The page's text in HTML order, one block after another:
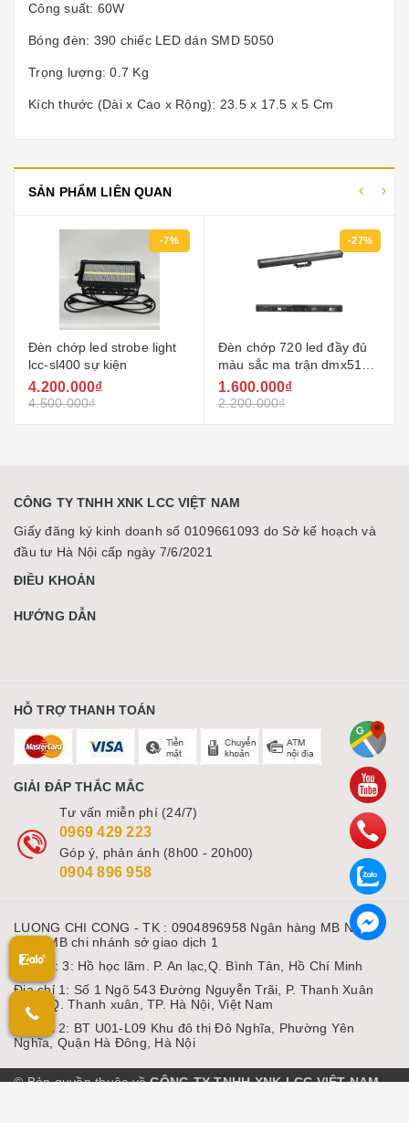
Công suất: 60W
Bóng đèn: 390 chiếc LED dán SMD 5050
Trọng lượng: 0.7 Kg
Kích thước (Dài x Cao x Rộng): 23.5 x 17.5 x 5 Cm
SẢN PHẨM LIÊN QUAN
-27%
Đèn chớp 720 led đầy đủ
màu sắc ma trận dmx512
lcc-t720c
1.600.000₫
2.200.000₫
-17%
Đèn led chớp nhấp nháy
ống đôi ip66 1500w dùng
chiếu sáng ngoài trời
18.180.000₫
22.000.000₫
CÔNG TY TNHH XNK LCC VIỆT NAM
Giấy đăng ký kinh doanh số 0109661093 do Sở kế hoạch và
đầu tư Hà Nội cấp ngày 7/6/2021
ĐIỀU KHOẢN
HƯỚNG DẪN
HỖ TRỢ THANH TOÁN
GIẢI ĐÁP THẮC MẮC
Tư vấn miễn phí (24/7)
0969 429 223
Góp ý, phản ánh (8h00 - 20h00)
0904 896 958
LUONG CHI CONG - TK : 0904896958 Ngân hàng MB Ngân
hàng MB chi nhánh sở giao dịch 1
Địa chỉ: 3: Hồ học lãm. P. An lạc,Q. Bình Tân, Hồ Chí Minh
Địa chỉ 1: Số 1 Ngõ 543 Đường Nguyễn Trãi, P. Thanh Xuân
Nam, Q. Thanh xuân, TP. Hà Nội, Việt Nam
Địa chỉ 2: BT U01-L09 Khu đô thị Đô Nghĩa, Phường Yên
Nghĩa, Quận Hà Đông, Hà Nội
© Bản quyền thuộc vềCÔNG TY TNHH XNK LCC VIỆT NAM